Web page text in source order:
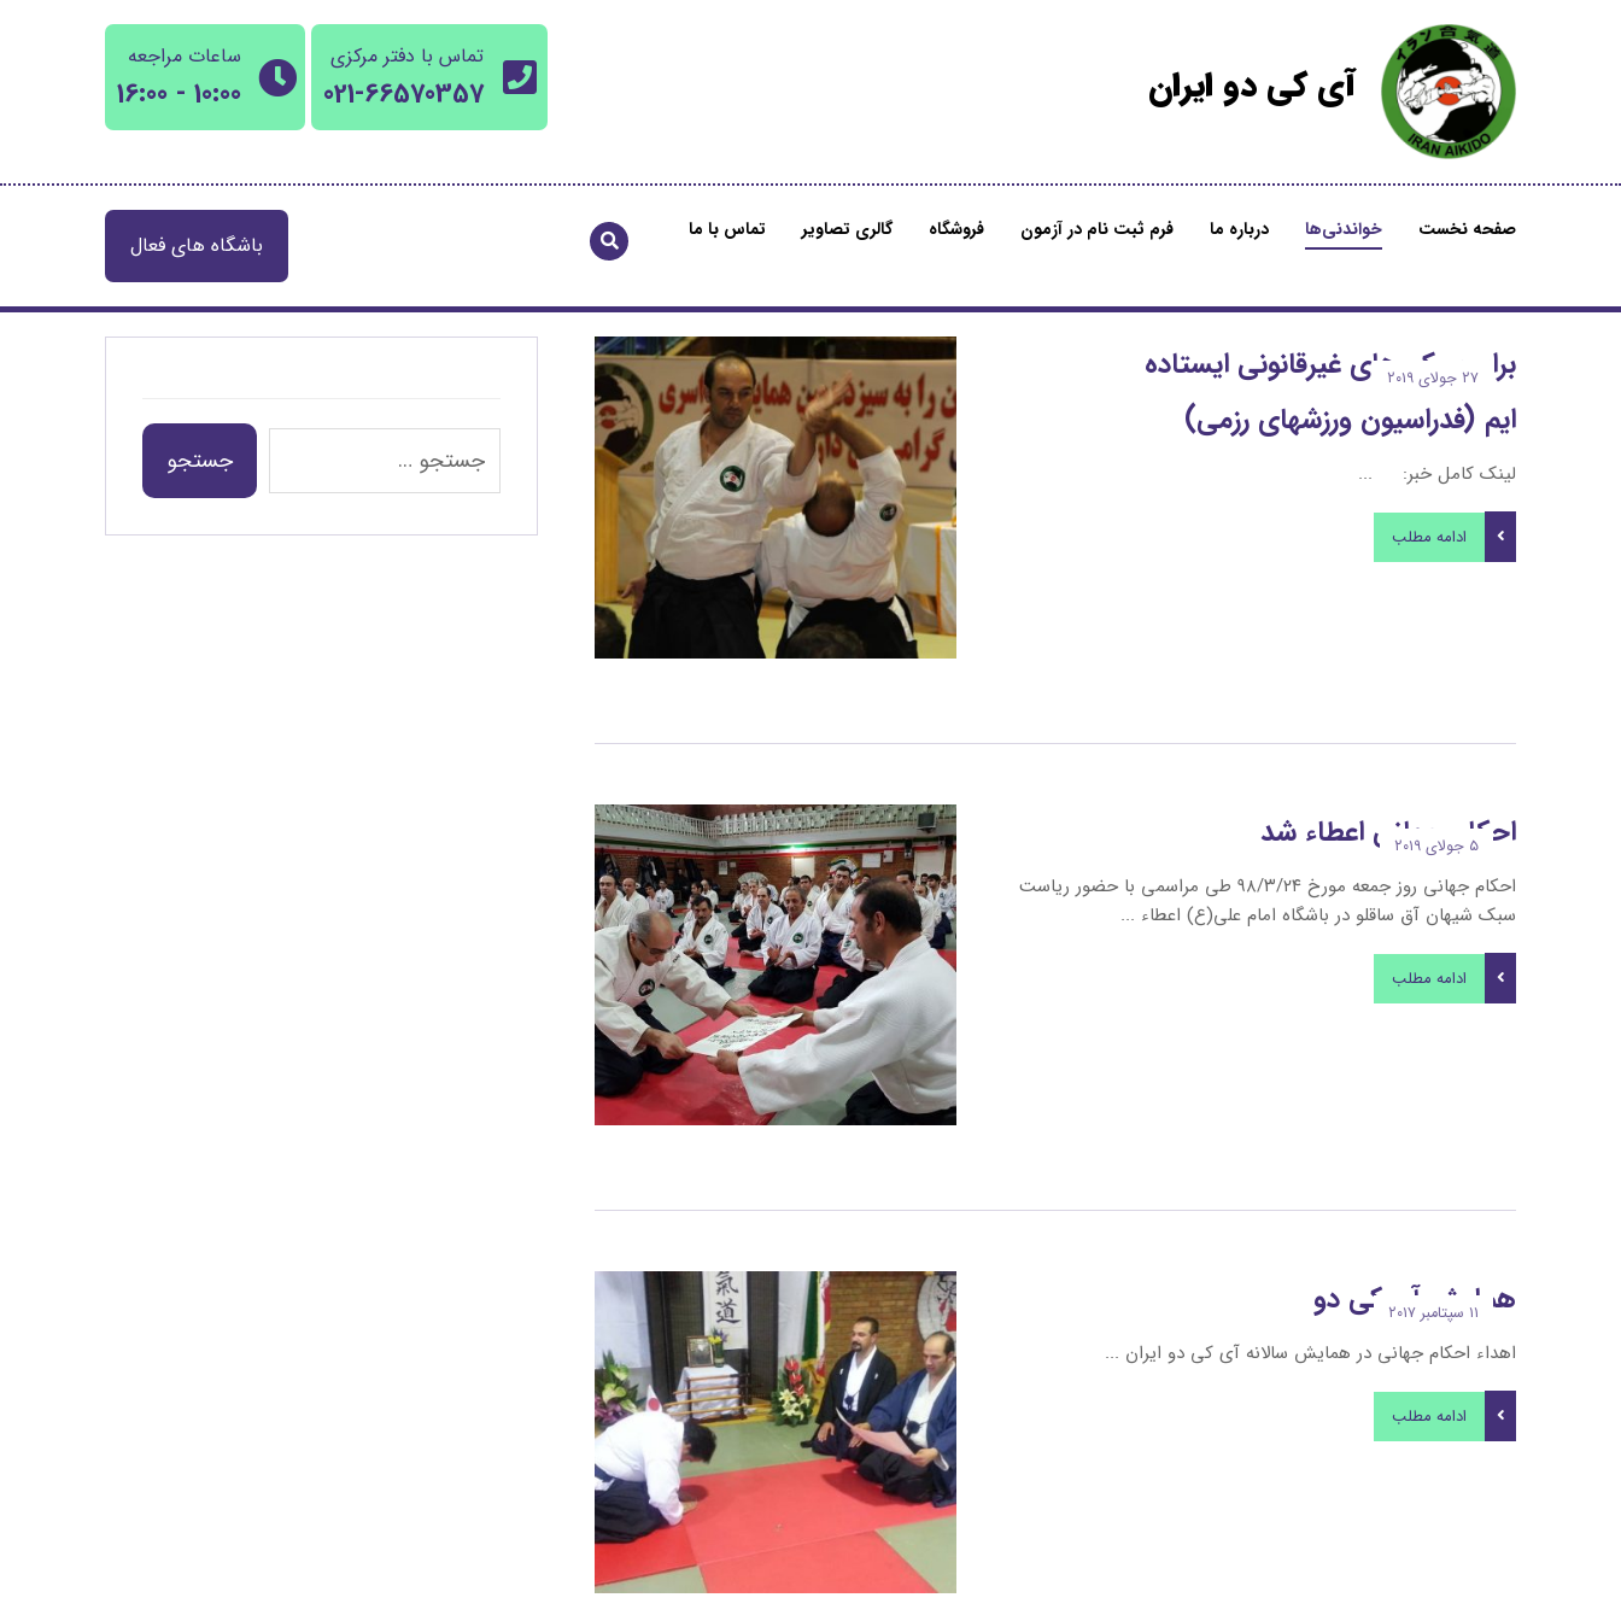
آی کی دو ایران
ساعات مراجعه
10:00 - 16:00
تماس با دفتر مرکزی
021-66570357
صفحه نخست خواندنی‌ها درباره ما فرم ثبت نام در آزمون فروشگاه گالری تصاویر تماس با ما
باشگاه های فعال
برابر سبک های غیرقانونی ایستاده
ایم (فدراسیون ورزشهای رزمی)
۲۷ جولای ۲۰۱۹
لینک کامل خبر: ...
ادامه مطلب
احکام جهانی اعطاء شد
۵ جولای ۲۰۱۹
احکام جهانی روز جمعه مورخ ۹۸/۳/۲۴ طی مراسمی با حضور ریاست
سبک شیهان آق ساقلو در باشگاه امام علی(ع) اعطاء ...
ادامه مطلب
همایش آی کی دو
۱۱ سپتامبر ۲۰۱۷
اهداء احکام جهانی در همایش سالانه آی کی دو ایران ...
ادامه مطلب